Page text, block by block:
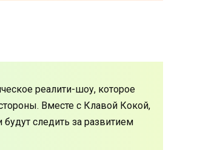
реалити-шоу, которое
Вместе с Клавой Кокой,
следить за развитием